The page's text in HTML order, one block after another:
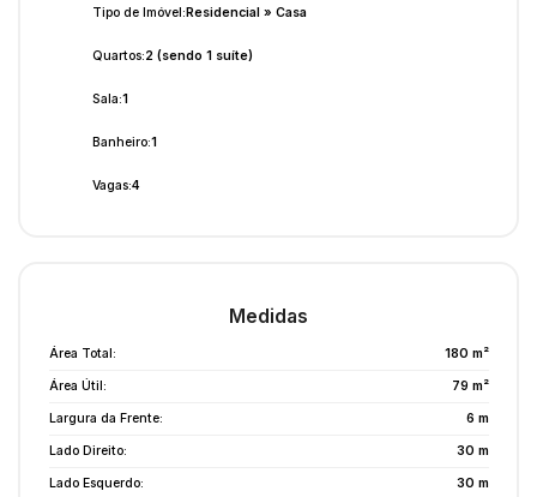
Tipo de Imóvel:Residencial » Casa
Quartos:2 (sendo 1 suíte)
Sala:1
Banheiro:1
Vagas:4
Medidas
Área Total: 180 m²
Área Útil: 79 m²
Largura da Frente: 6 m
Lado Direito: 30 m
Lado Esquerdo: 30 m